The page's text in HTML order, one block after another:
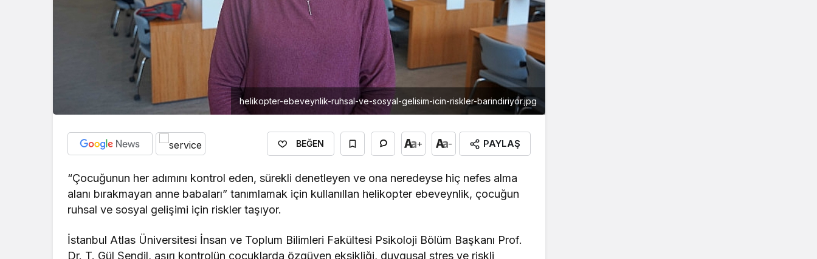
helikopter-ebeveynlik-ruhsal-ve-sosyal-gelisim-icin-riskler-barindiriyor.jpg
BEĞEN + - PAYLAŞ
“Çocuğunun her adımını kontrol eden, sürekli denetleyen ve ona neredeyse hiç nefes alma
alanı bırakmayan anne babaları” tanımlamak için kullanıllan helikopter ebeveynlik, çocuğun
ruhsal ve sosyal gelişimi için riskler taşıyor.
İstanbul Atlas Üniversitesi İnsan ve Toplum Bilimleri Fakültesi Psikoloji Bölüm Başkanı Prof.
Dr. T. Gül Şendil, aşırı kontrolün çocuklarda özgüven eksikliği, duygusal stres ve riskli